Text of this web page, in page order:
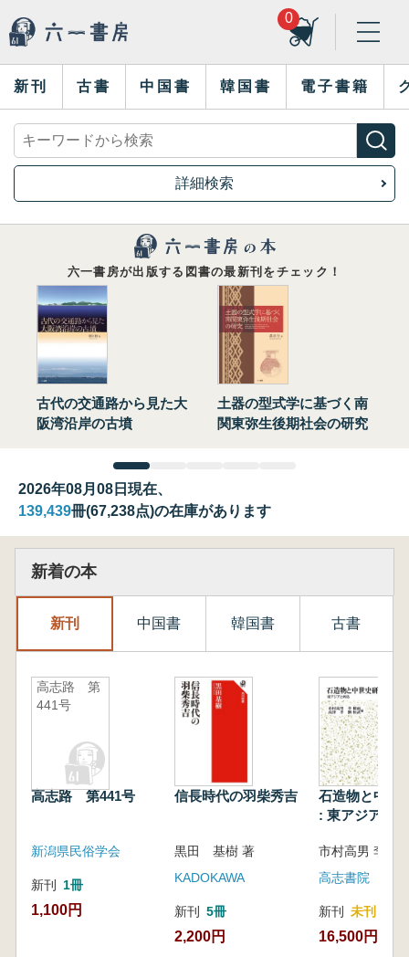
0
新刊 古書 中国書 韓国書 電子書籍
詳細検索
六一書房が出版する図書の最新刊をチェック！
古代の交通路から見た大
阪湾沿岸の古墳
土器の型式学に基づく南
関東弥生後期社会の研究
2026年08月08日現在、
139,439冊(67,238点)の在庫があります
新着の本
新刊 中国書 韓国書 古書
高志路 第
441号
高志路 第441号
新潟県民俗学会
新刊 1冊
1,100円
信長時代の羽柴秀吉
黒田 基樹 著
KADOKAWA
新刊 5冊
2,200円
石造物と中世
: 東アジアと
高志書院
新刊 未刊
16,500円